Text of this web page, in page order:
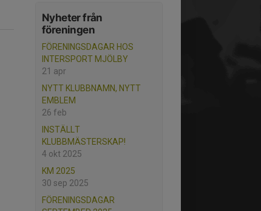
Nyheter från
föreningen
FÖRENINGSDAGAR HOS
INTERSPORT MJÖLBY
21 apr
NYTT KLUBBNAMN, NYTT
EMBLEM
26 feb
INSTÄLLT
KLUBBMÄSTERSKAP!
4 okt 2025
KM 2025
30 sep 2025
FÖRENINGSDAGAR